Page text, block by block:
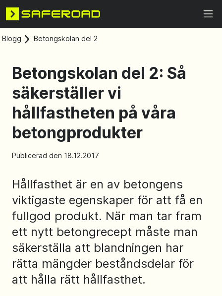
Blogg Betongskolan del 2
Betongskolan del 2: Så
säkerställer vi
hållfastheten på våra
betongprodukter
Publicerad den 18.12.2017
Hållfasthet är en av betongens
viktigaste egenskaper för att få en
fullgod produkt. När man tar fram
ett nytt betongrecept måste man
säkerställa att blandningen har
rätta mängder beståndsdelar för
att hålla rätt hållfasthet.